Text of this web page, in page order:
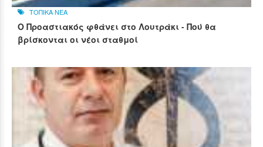
ΤΟΠΙΚΑ ΝΕΑ
Ο Προαστιακός φθάνει στο Λουτράκι - Πού θα
βρίσκονται οι νέοι σταθμοί